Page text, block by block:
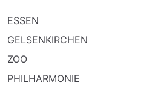
ESSEN
GELSENKIRCHEN
ZOO
PHILHARMONIE